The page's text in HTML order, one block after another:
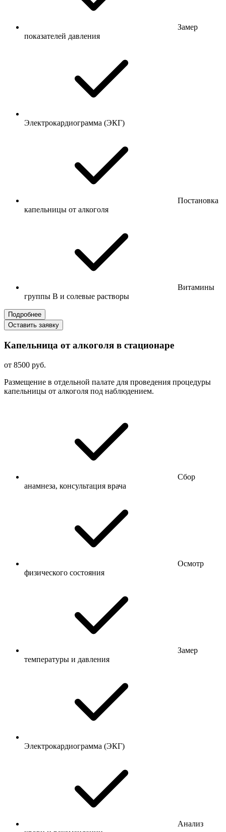
Замер
показателей давления
Электрокардиограмма (ЭКГ)
Постановка
капельницы от алкоголя
Витамины
группы B и солевые растворы
Подробнее
Оставить заявку
Капельница от алкоголя в стационаре
от 8500 руб.
Размещение в отдельной палате для проведения процедуры
капельницы от алкоголя под наблюдением.
Сбор
анамнеза, консультация врача
Осмотр
физического состояния
Замер
температуры и давления
Электрокардиограмма (ЭКГ)
Анализ